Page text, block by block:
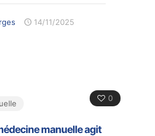
14/11/2025
0
manuelle agit